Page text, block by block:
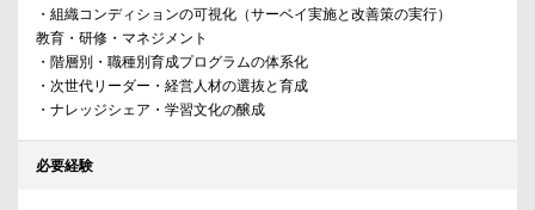
・組織コンディションの可視化（サーベイ実施と改善策の実行）
教育・研修・マネジメント
・階層別・職種別育成プログラムの体系化
・次世代リーダー・経営人材の選抜と育成
・ナレッジシェア・学習文化の醸成
必要経験